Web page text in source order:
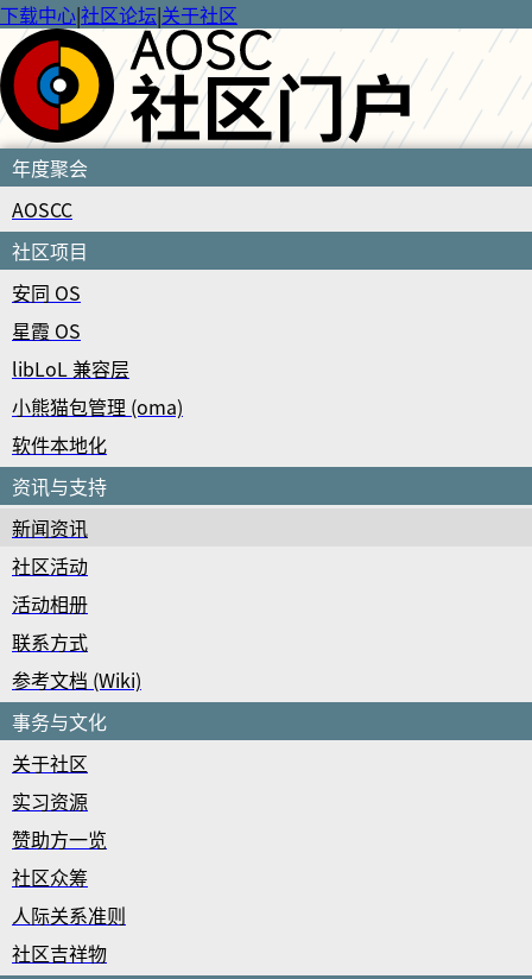
下载中心|社区论坛|关于社区
年度聚会
AOSCC
社区项目
安同 OS
星霞 OS
libLoL 兼容层
小熊猫包管理 (oma)
软件本地化
资讯与支持
新闻资讯
社区活动
活动相册
联系方式
参考文档 (Wiki)
事务与文化
关于社区
实习资源
赞助方一览
社区众筹
人际关系准则
社区吉祥物